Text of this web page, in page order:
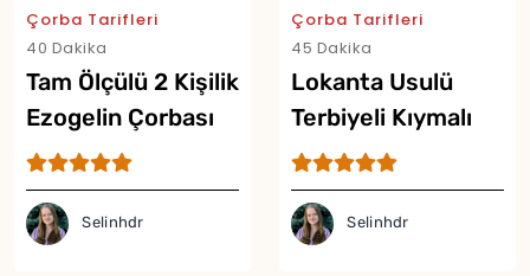
Çorba Tarifleri
40 Dakika
Tam Ölçülü 2 Kişilik
Ezogelin Çorbası
Tarifi
Selinhdr
Çorba Tarifleri
45 Dakika
Lokanta Usulü
Terbiyeli Kıymalı
Şehriye Çorbası
Tarifi
Selinhdr